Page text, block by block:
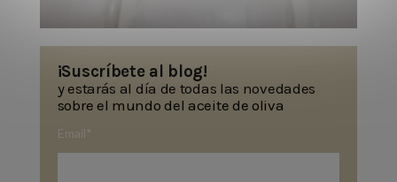
¡Suscríbete al blog!
y estarás al día de todas las novedades
sobre el mundo del aceite de oliva
Email *